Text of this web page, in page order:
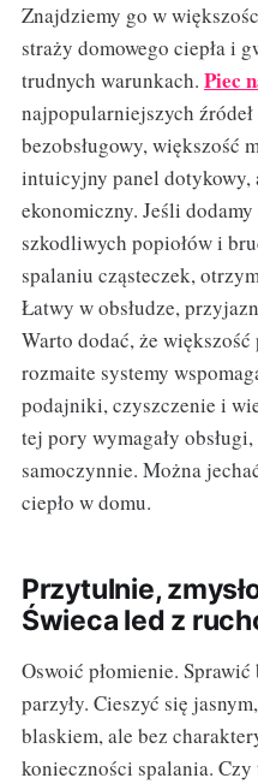
Znajdziemy go w
straży domowego ciepła i
trudnych warunkach. Piec
najpopularniejszych
bezobsługowy, większość
intuicyjny panel dotykowy,
ekonomiczny. Jeśli
szkodliwych popiołów i
spalaniu cząsteczek,
Łatwy w obsłudze,
Warto dodać, że
rozmaite systemy
podajniki, czyszczenie i
tej pory wymagały
samoczynnie. Można
ciepło w domu.
Przytulnie,
Świeca led z
Oswoić płomienie. Sprawić
parzyły. Cieszyć się
blaskiem, ale bez
konieczności spalania.